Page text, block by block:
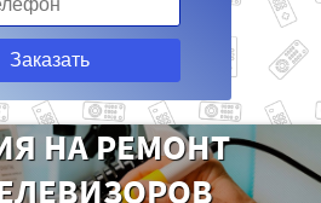
Заказать
НА РЕМОНТ